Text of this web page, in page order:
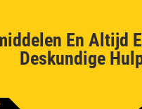
En Altijd
Deskundige